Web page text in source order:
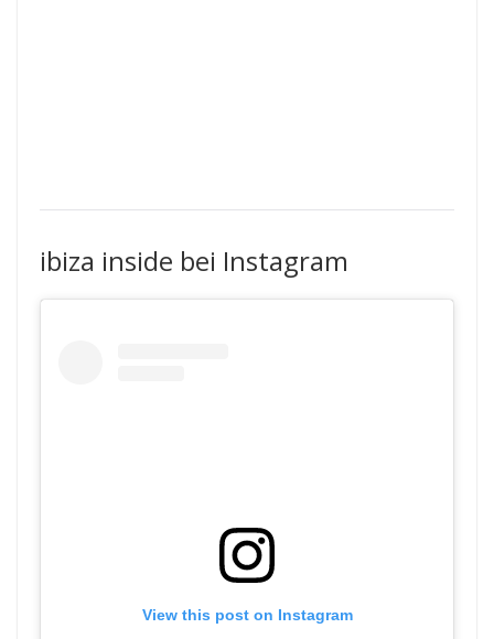
ibiza inside bei Instagram
View this post on Instagram